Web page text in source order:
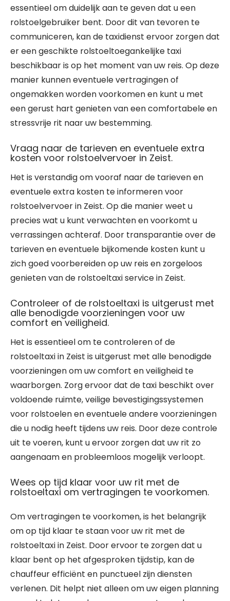
essentieel om duidelijk aan te geven dat u een
rolstoelgebruiker bent. Door dit van tevoren te
communiceren, kan de taxidienst ervoor zorgen dat
er een geschikte rolstoeltoegankelijke taxi
beschikbaar is op het moment van uw reis. Op deze
manier kunnen eventuele vertragingen of
ongemakken worden voorkomen en kunt u met
een gerust hart genieten van een comfortabele en
stressvrije rit naar uw bestemming.
Vraag naar de tarieven en eventuele extra
kosten voor rolstoelvervoer in Zeist.
Het is verstandig om vooraf naar de tarieven en
eventuele extra kosten te informeren voor
rolstoelvervoer in Zeist. Op die manier weet u
precies wat u kunt verwachten en voorkomt u
verrassingen achteraf. Door transparantie over de
tarieven en eventuele bijkomende kosten kunt u
zich goed voorbereiden op uw reis en zorgeloos
genieten van de rolstoeltaxi service in Zeist.
Controleer of de rolstoeltaxi is uitgerust met
alle benodigde voorzieningen voor uw
comfort en veiligheid.
Het is essentieel om te controleren of de
rolstoeltaxi in Zeist is uitgerust met alle benodigde
voorzieningen om uw comfort en veiligheid te
waarborgen. Zorg ervoor dat de taxi beschikt over
voldoende ruimte, veilige bevestigingssystemen
voor rolstoelen en eventuele andere voorzieningen
die u nodig heeft tijdens uw reis. Door deze controle
uit te voeren, kunt u ervoor zorgen dat uw rit zo
aangenaam en probleemloos mogelijk verloopt.
Wees op tijd klaar voor uw rit met de
rolstoeltaxi om vertragingen te voorkomen.
Om vertragingen te voorkomen, is het belangrijk
om op tijd klaar te staan voor uw rit met de
rolstoeltaxi in Zeist. Door ervoor te zorgen dat u
klaar bent op het afgesproken tijdstip, kan de
chauffeur efficiënt en punctueel zijn diensten
verlenen. Dit helpt niet alleen om uw eigen planning